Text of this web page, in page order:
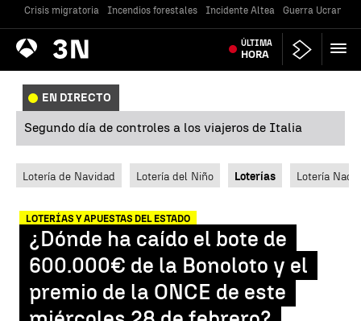
Crisis migratoria Incendios forestales Incidente Altea Guerra Ucrania
Antena
3 Noticias ÚLTIMA
HORA
EN DIRECTO
Segundo día de controles a los viajeros de Italia
Lotería de Navidad Lotería del Niño Loterías Lotería
LOTERÍAS Y APUESTAS DEL ESTADO
¿Dónde ha caído el bote de
600.000€ de la Bonoloto y el
premio de la ONCE de este